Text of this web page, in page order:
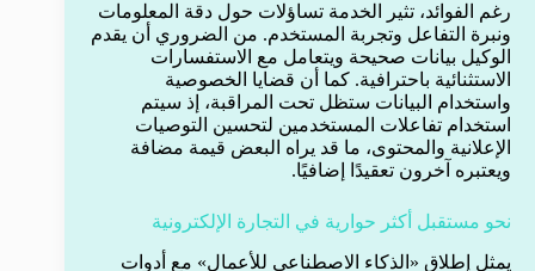
رغم الفوائد، تثير الخدمة تساؤلات حول دقة المعلومات
ونبرة التفاعل وتجربة المستخدم. من الضروري أن يقدم
الوكيل بيانات صحيحة ويتعامل مع الاستفسارات
الاستثنائية باحترافية. كما أن قضايا الخصوصية
واستخدام البيانات ستظل تحت المراقبة، إذ سيتم
استخدام تفاعلات المستخدمين لتحسين التوصيات
الإعلانية والمحتوى، ما قد يراه البعض قيمة مضافة
ويعتبره آخرون تعقيدًا إضافيًا.
نحو مستقبل أكثر حوارية في التجارة الإلكترونية
يمثل إطلاق «الذكاء الاصطناعي للأعمال» مع أدوات